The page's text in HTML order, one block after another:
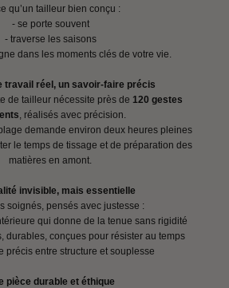
qu’un tailleur bien conçu :
- se porte souvent
- traverse les saisons
dans les moments clés de votre vie.
travail réel, un savoir-faire précis
de tailleur nécessite près de 120 gestes
, réalisés avec précision.
demande environ deux heures pleines
le temps de tissage et de préparation des
matières en amont.
invisible, mais essentielle
soignés, pensés avec justesse :
qui donne de la tenue sans rigidité
durables, conçues pour résister au temps
précis entre structure et souplesse
pièce durable et éthique